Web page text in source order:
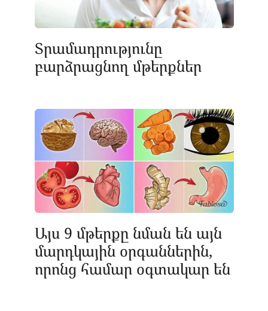
Տրամադրությունը
բարձրացնող մթերքներ
Այս 9 մթերքը նման են այն
մարդկային օրգաններին,
որոնց համար օգտակար են